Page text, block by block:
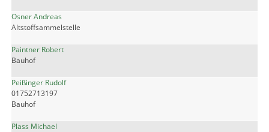
Osner Andreas
Altstoffsammelstelle
Paintner Robert
Bauhof
Peißinger Rudolf
01752713197
Bauhof
Plass Michael